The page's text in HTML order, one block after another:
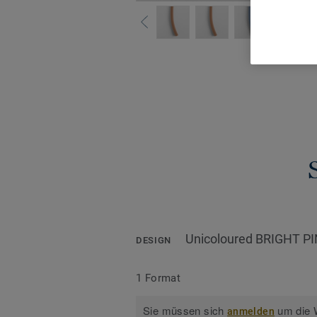
DESIGN Unicoloured BRIGHT
1 Format
Sie müssen sichanmelden um die